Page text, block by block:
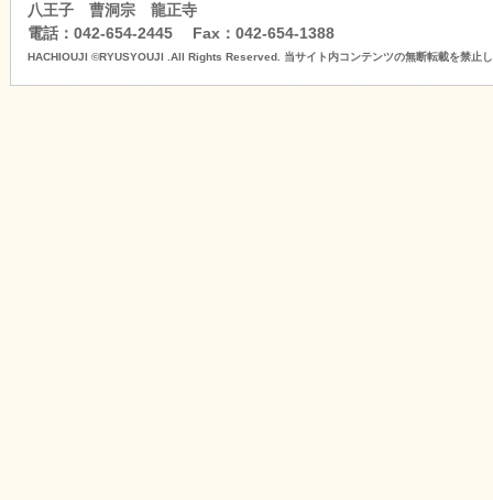
八王子 曹洞宗 龍正寺
電話：042-654-2445 Fax：042-654-1388
HACHIOUJI ©RYUSYOUJI .All Rights Reserved. 当サイト内コンテンツの無断転載を禁止